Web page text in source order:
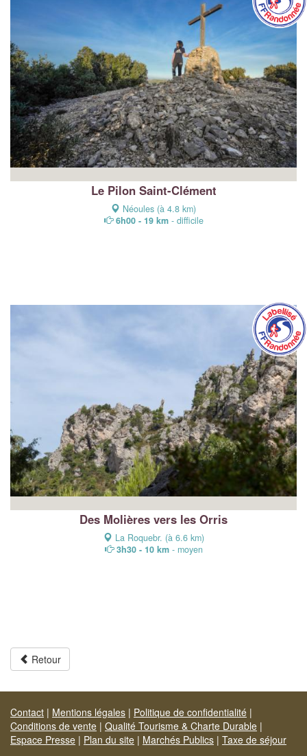
Le Pilon Saint-Clément
Néoules (à 4.8 km)
6h00 - 19 km- difficile
Des Molières vers les Orris
La Roquebr. (à 6.6 km)
3h30 - 10 km- moyen
Retour
Contact | Mentions légales | Politique de confidentialité |
Conditions de vente | Qualité Tourisme & Charte Durable |
Espace Presse | Plan du site | Marchés Publics | Taxe de séjour